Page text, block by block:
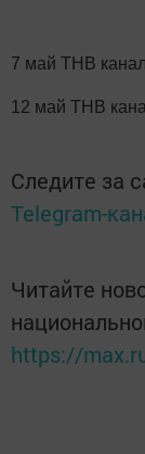
7 май ТНВ
12 май ТНВ
Следите за
Telegram-
Читайте
https://